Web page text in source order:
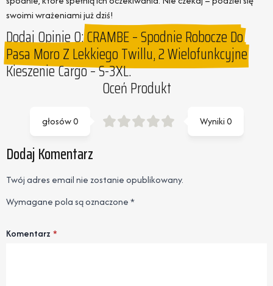
swoimi wrażeniami już dziś!
Dodaj Opinie O:CRAMBE – Spodnie Robocze Do
Pasa Moro Z Lekkiego Twillu, 2 Wielofunkcyjne
Kieszenie Cargo – S-3XL.
Oceń Produkt
Wyniki0
głosów0
Dodaj Komentarz
Twój adres email nie zostanie opublikowany.
Wymagane pola są oznaczone*
Komentarz *